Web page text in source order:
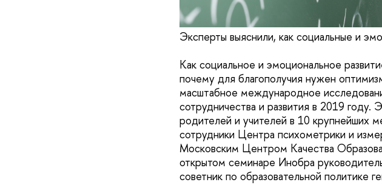
Эксперты выяснили, как социальные и
Как социальное и эмоциональное
почему для благополучия нужен
масштабное международное
сотрудничества и развития в 2019
родителей и учителей в 10 крупнейших
сотрудники Центра психометрики и
Московским Центром Качества
открытом семинаре Инобра
советник по образовательной